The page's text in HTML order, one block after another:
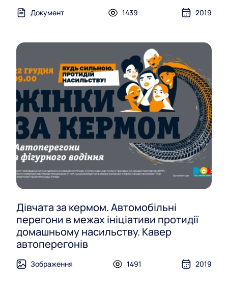
Документ 1439 2019
Дівчата за кермом. Автомобільні
перегони в межах ініціативи протидії
домашньому насильству. Кавер
автоперегонів
Зображення 1491 2019